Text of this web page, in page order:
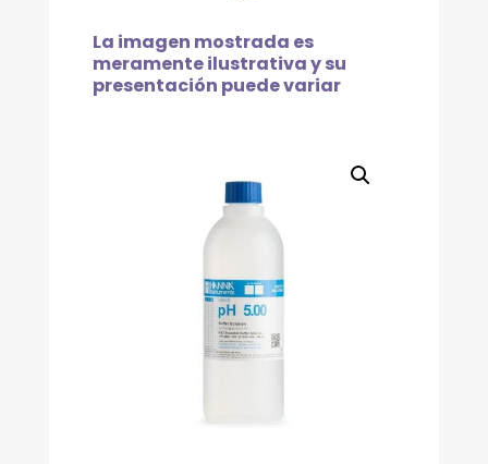
La imagen mostrada es
meramente ilustrativa y su
presentación puede variar